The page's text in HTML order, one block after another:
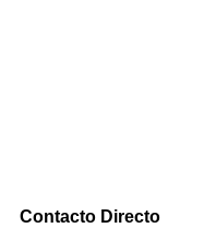
Contacto Directo